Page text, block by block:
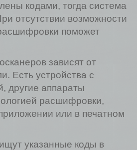
кодами, тогда система
отсутствии возможности
поможет
зависят от
Есть устройства с
другие аппараты
расшифровки,
или в печатном
указанные коды в